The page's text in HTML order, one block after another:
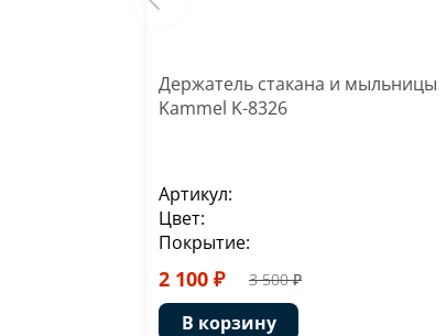
Держатель стакана и мыльницы
Kammel K-8326
Артикул:
Цвет:
Покрытие:
2 100 ₽ 3 500 ₽
В корзину